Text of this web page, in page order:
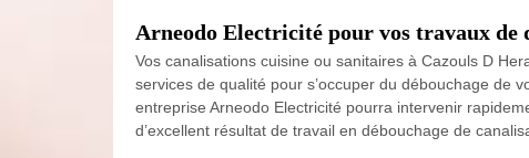
Arneodo Electricité pour vos travaux de
Vos canalisations cuisine ou sanitaires à Cazouls D
services de qualité pour s’occuper du débouchage de
entreprise Arneodo Electricité pourra intervenir
d’excellent résultat de travail en débouchage de